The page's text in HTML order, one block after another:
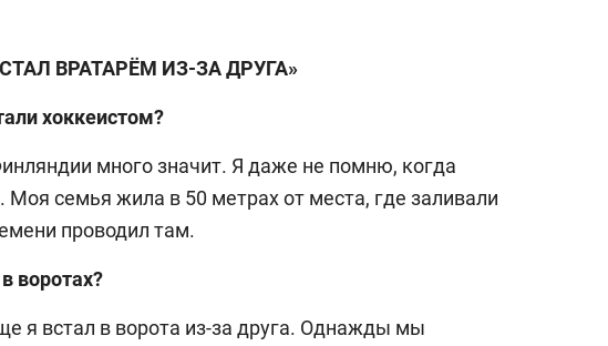
ВРАТАРЁМ ИЗ-ЗА ДРУГА»
хоккеистом?
много значит. Я даже не помню, когда
семья жила в 50 метрах от места, где заливали
проводил там.
воротах?
я встал в ворота из-за друга. Однажды мы